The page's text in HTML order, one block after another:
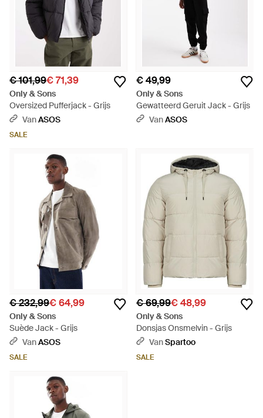
€ 101,99€ 71,39
Only & Sons
Oversized Pufferjack - Grijs
VanASOS
SALE
€ 49,99
Only & Sons
Gewatteerd Geruit Jack - Grijs
VanASOS
€ 232,99€ 64,99
Only & Sons
Suède Jack - Grijs
VanASOS
SALE
€ 69,99€ 48,99
Only & Sons
Donsjas Onsmelvin - Grijs
VanSpartoo
SALE